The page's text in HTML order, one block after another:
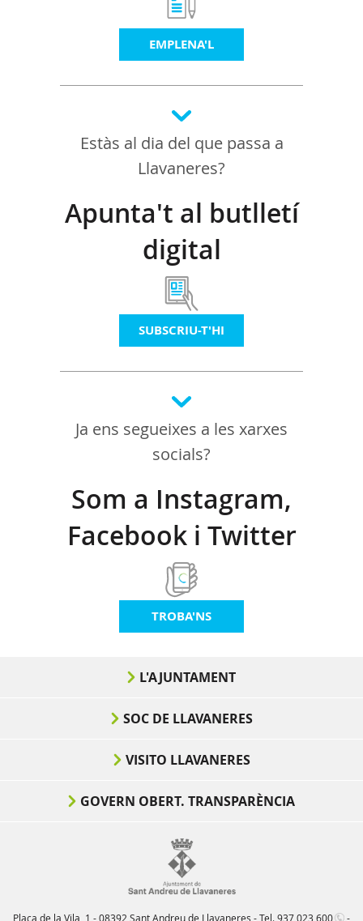
EMPLENA'L
Estàs al dia del que passa a
Llavaneres?
Apunta't al butlletí
digital
SUBSCRIU-T'HI
Ja ens segueixes a les xarxes
socials?
Som a Instagram,
Facebook i Twitter
TROBA'NS
L'AJUNTAMENT
SOC DE LLAVANERES
VISITO LLAVANERES
GOVERN OBERT. TRANSPARÈNCIA
Plaça de la Vila, 1 - 08392 Sant Andreu de Llavaneres - Tel.937 023 600 -